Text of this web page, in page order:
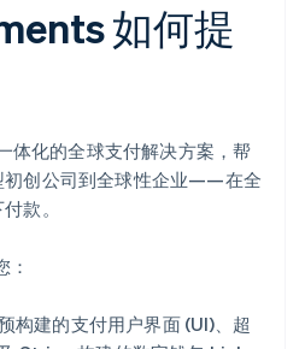
如何提
体化的全球支付解决方案，帮
创公司到全球性企业——在全
款。
构建的支付用户界面 (UI)、超